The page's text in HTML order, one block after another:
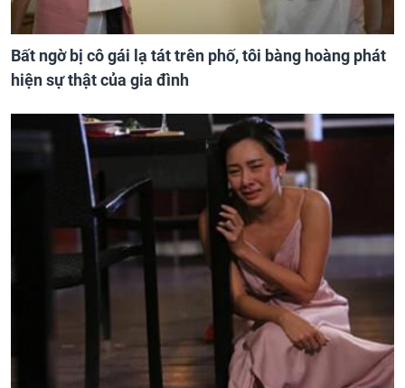
Bất ngờ bị cô gái lạ tát trên phố, tôi bàng hoàng phát
hiện sự thật của gia đình